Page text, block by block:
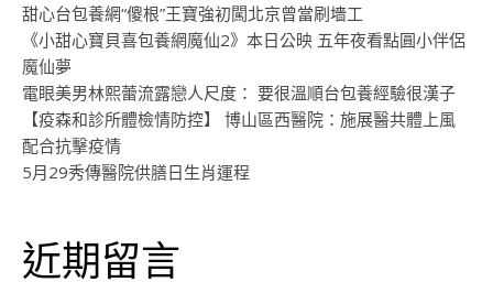
甜心台包養網“傻根”王寶強初闖北京曾當刷墻工
《小甜心寶貝喜包養網魔仙2》本日公映 五年夜看點圓小伴侶
魔仙夢
電眼美男林熙蕾流露戀人尺度： 要很溫順台包養經驗很漢子
【疫森和診所體檢情防控】 博山區西醫院：施展醫共體上風
配合抗擊疫情
5月29秀傳醫院供膳日生肖運程
近期留言